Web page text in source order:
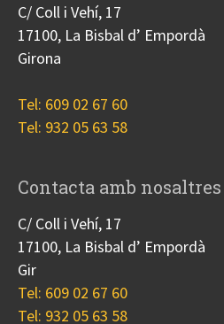
C/ Coll i Vehí, 17
17100, La Bisbal d’ Empordà
Girona
Tel: 609 02 67 60
Tel: 932 05 63 58
Contacta amb nosaltres
C/ Coll i Vehí, 17
17100, La Bisbal d’ Empordà
Gir
Tel: 609 02 67 60
Tel: 932 05 63 58